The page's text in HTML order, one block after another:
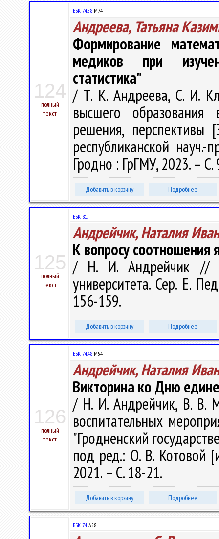
124
полный
текст
ББК 74.58 М74
Андреева, Татьяна
Формирование
медиков при
статистика"
/ Т. К. Андреева, С. И.
высшего
решения, перспективы
республиканской
Гродно : ГрГМУ, 2023. –
Добавить в корзину Подробнее
125
полный
текст
ББК 81.
Андрейчик, Наталия
К вопросу соотношения
/ Н. И. Андрейчик //
университета. Сер. E.
156-159.
Добавить в корзину Подробнее
126
полный
текст
ББК 74.48 М54
Андрейчик, Наталия
Викторина ко Дню
/ Н. И. Андрейчик, В. В.
воспитательных
"Гродненский
под ред.: О. В. Котовой
2021. – С. 18-21.
Добавить в корзину Подробнее
ББК 74.А58